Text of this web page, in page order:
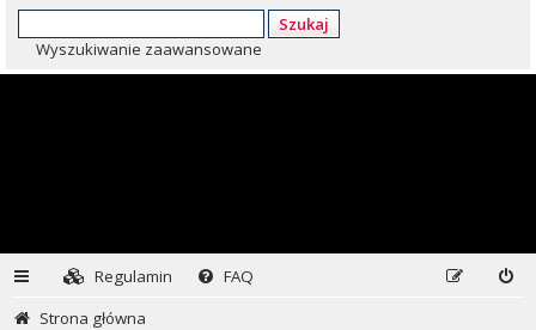
Szukaj
Wyszukiwanie zaawansowane
Regulamin
FAQ
Strona główna